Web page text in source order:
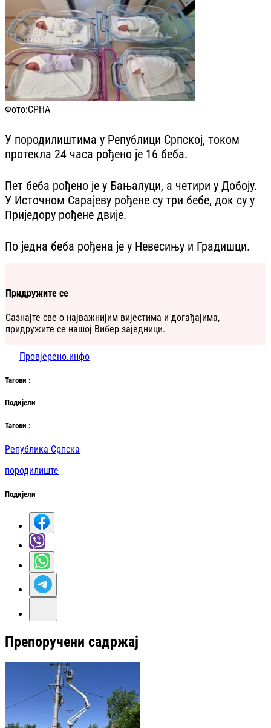
Фото:СРНА
У породилиштима у Републици Српској, током
протекла 24 часа рођено је 16 беба.
Пет беба рођено је у Бањалуци, а четири у Добоју.
У Источном Сарајеву рођене су три бебе, док су у
Приједору рођене двије.
По једна беба рођена је у Невесињу и Градишци.
Придружите се
Сазнајте све о најважнијим вијестима и догађајима,
придружите се нашој Вибер заједници.
Провјерено.инфо
Тагови :
Подијели
Тагови :
Република Српска
породилиште
Подијели
Препоручени садржај